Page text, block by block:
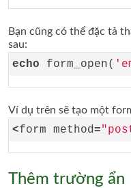
Bạn cũng có thể đặc tả
sau:
echo form_open(
Ví dụ trên sẽ tạo một
<form method=
Thêm trường ẩn